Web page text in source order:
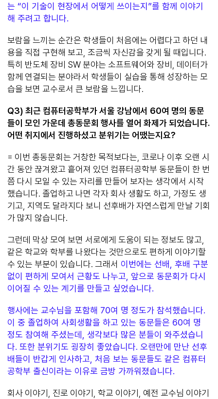
는 “이 기술이 현장에서 어떻게 쓰이는지”를 함께 이야기
해 주려고 합니다.
보람을 느끼는 순간은 학생들이 처음에는 어렵다고 하던 내
용을 직접 구현해 보고, 조금씩 자신감을 갖게 될 때입니다.
특히 반도체 장비 SW 분야는 소프트웨어와 장비, 데이터가
함께 연결되는 분야라서 학생들이 실습을 통해 성장하는 모
습을 보면 교수로서 큰 보람을 느낍니다.
Q3) 최근 컴퓨터공학부가 서울 강남에서 60여 명의 동문
들이 모인 가운데 총동문회 행사를 열어 화제가 되었습니다.
어떤 취지에서 진행하셨고 분위기는 어땠는지요?
= 이번 총동문회는 거창한 목적보다는, 코로나 이후 오랜 시
간 동안 끊겨왔고 흩어져 있던 컴퓨터공학부 동문들이 한 번
쯤 다시 모일 수 있는 자리를 만들어 보자는 생각에서 시작
했습니다. 졸업하고 나면 각자 회사 생활도 하고, 가정도 생
기고, 지역도 달라지다 보니 선후배가 자연스럽게 만날 기회
가 많지 않습니다.
그런데 막상 모여 보면 서로에게 도움이 되는 정보도 많고,
같은 학교와 학부를 나왔다는 것만으로도 편하게 이야기할
수 있는 부분이 있습니다. 그래서 이번에는 선배, 후배 구분
없이 편하게 모여서 근황도 나누고, 앞으로 동문회가 다시
이어질 수 있는 계기를 만들고 싶었습니다.
행사에는 교수님을 포함해 70여 명 정도가 참석했습니다.
이 중 졸업하여 사회생활을 하고 있는 동문들은 60여 명
정도 참여해 주셨는데, 생각보다 많은 분들이 와주셨습니
다. 또한 분위기도 굉장히 좋았습니다. 오랜만에 만난 선후
배들이 반갑게 인사하고, 처음 보는 동문들도 같은 컴퓨터
공학부 출신이라는 이유로 금방 가까워졌습니다.
회사 이야기, 진로 이야기, 학교 이야기, 예전 교수님 이야기